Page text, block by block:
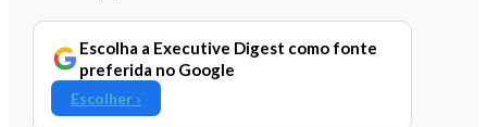
Escolha a Executive Digest como fonte
preferida no Google
Escolher ›